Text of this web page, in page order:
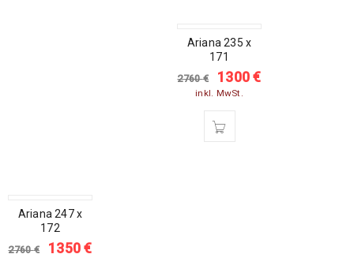
SALE
Ariana 235 x
171
2760€ 1300€
inkl. MwSt.
SALE
Ariana 247 x
172
2760€ 1350€